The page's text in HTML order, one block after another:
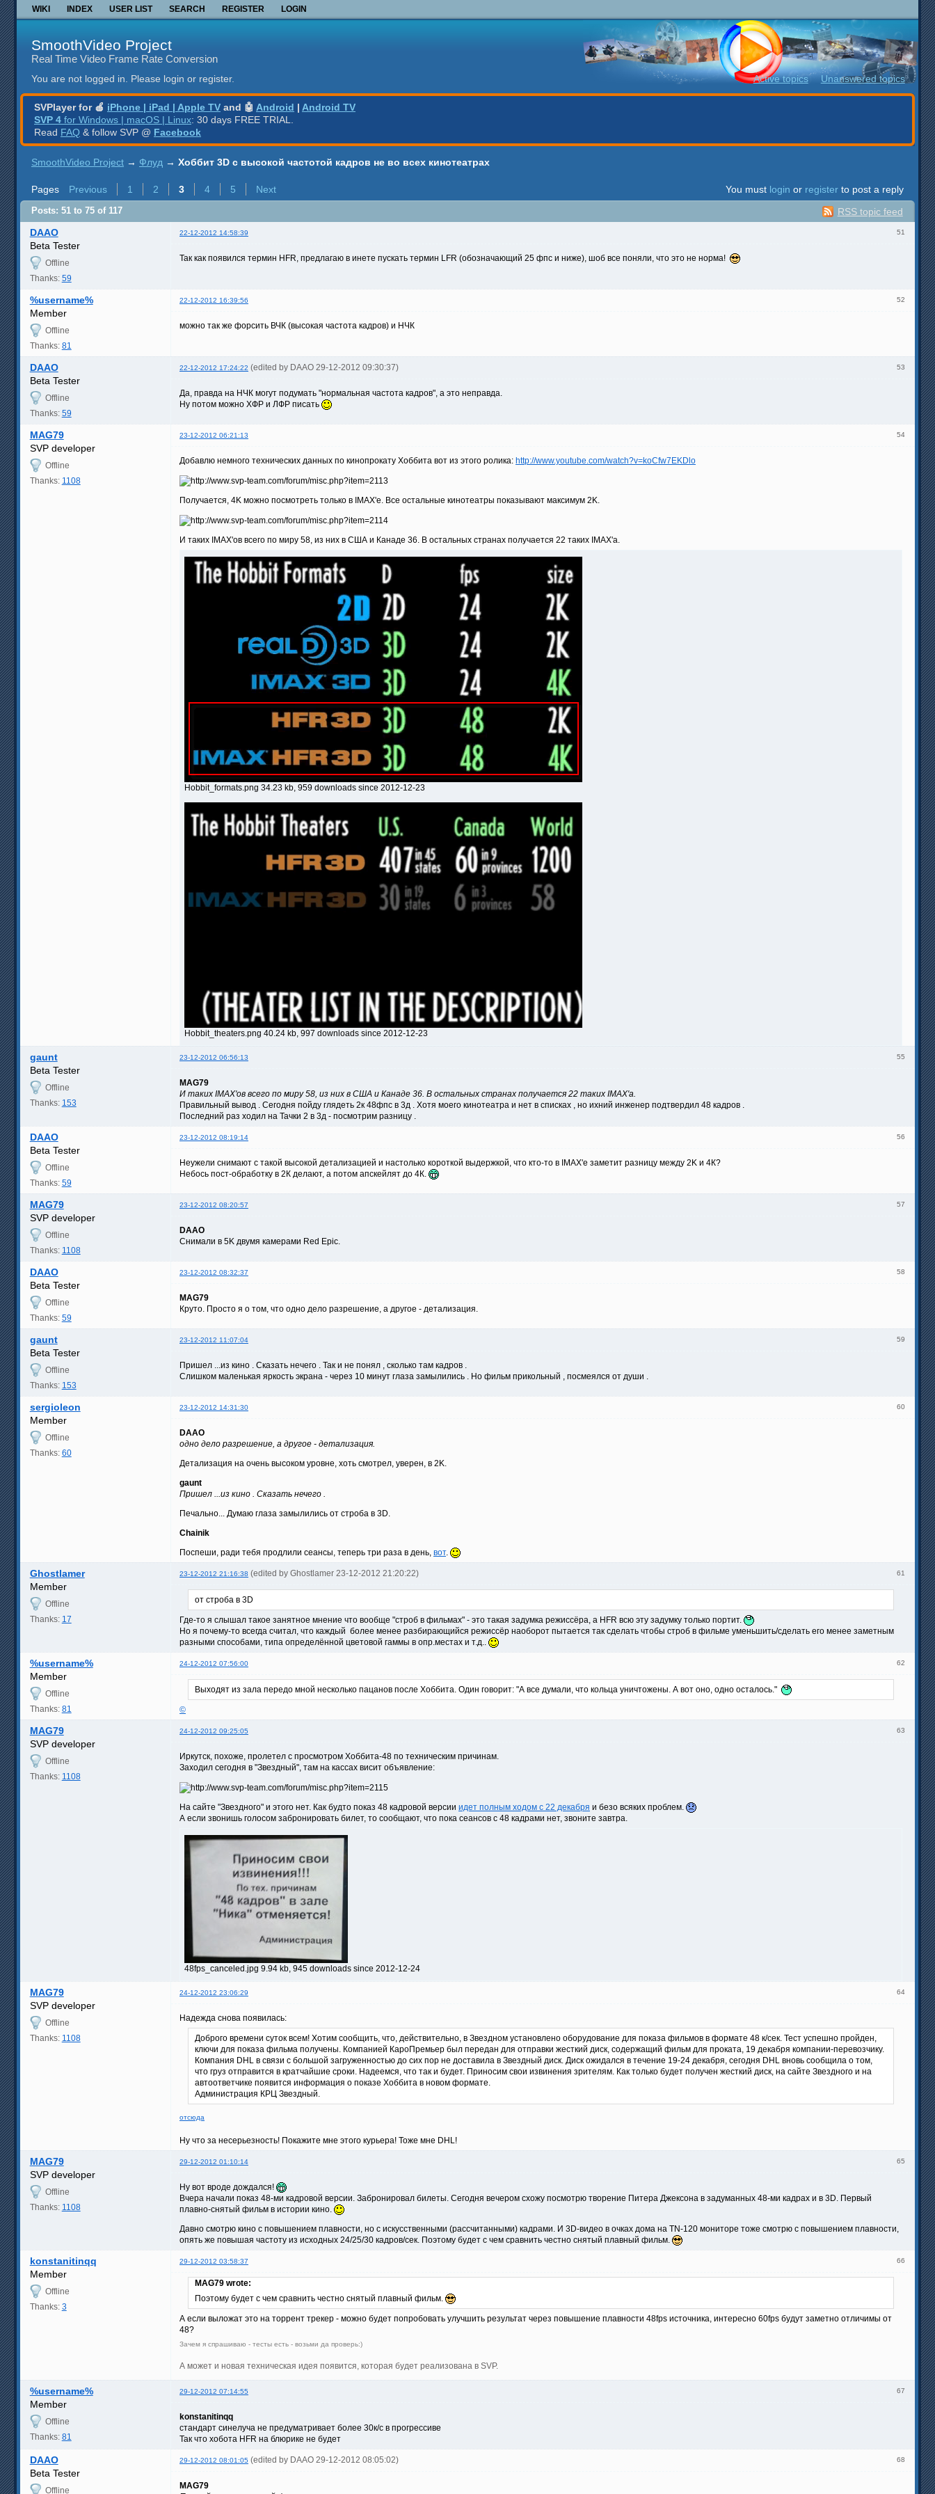
WIKI INDEX USER LIST SEARCH REGISTER LOGIN
SmoothVideo Project
Real Time Video Frame Rate Conversion
You are not logged in. Please login or register. Active topics Unanswered topics
SVPlayer for 🍎 iPhone | iPad | Apple TV and 🤖 Android | Android TV
SVP 4 for Windows | macOS | Linux: 30 days FREE TRIAL.
Read FAQ & follow SVP @ Facebook
SmoothVideo Project → Флуд → Хоббит 3D с высокой частотой кадров не во всех кинотеатрах
Pages Previous 1 2 3 4 5 Next You must login or register to post a reply
RSS topic feed
Posts: 51 to 75 of 117
51
DAAO 22-12-2012 14:58:39
Beta Tester
Offline
Thanks: 59
Так как появился термин HFR, предлагаю в инете пускать термин LFR (обозначающий 25 фпс и ниже), шоб все поняли, что это не норма!
52
%username% 22-12-2012 16:39:56
Member
Offline
Thanks: 81
можно так же форсить ВЧК (высокая частота кадров) и НЧК
53
DAAO 22-12-2012 17:24:22 (edited by DAAO 29-12-2012 09:30:37)
Beta Tester
Offline
Thanks: 59
Да, правда на НЧК могут подумать "нормальная частота кадров", а это неправда.
Ну потом можно ХФР и ЛФР писать
54
MAG79 23-12-2012 06:21:13
SVP developer
Offline
Thanks: 1108
Добавлю немного технических данных по кинопрокату Хоббита вот из этого ролика: http://www.youtube.com/watch?v=koCfw7EKDlo
Получается, 4K можно посмотреть только в IMAX'е. Все остальные кинотеатры показывают максимум 2K.
И таких IMAX'ов всего по миру 58, из них в США и Канаде 36. В остальных странах получается 22 таких IMAX'а.
Hobbit_formats.png 34.23 kb, 959 downloads since 2012-12-23
Hobbit_theaters.png 40.24 kb, 997 downloads since 2012-12-23
55
gaunt 23-12-2012 06:56:13
Beta Tester
Offline
Thanks: 153
MAG79
И таких IMAX'ов всего по миру 58, из них в США и Канаде 36. В остальных странах получается 22 таких IMAX'а.
Правильный вывод . Сегодня пойду глядеть 2к 48фпс в 3д . Хотя моего кинотеатра и нет в списках , но ихний инженер подтвердил 48 кадров .
Последний раз ходил на Тачки 2 в 3д - посмотрим разницу .
56
DAAO 23-12-2012 08:19:14
Beta Tester
Offline
Thanks: 59
Неужели снимают с такой высокой детализацией и настолько короткой выдержкой, что кто-то в IMAX'е заметит разницу между 2K и 4К?
Небось пост-обработку в 2К делают, а потом апскейлят до 4К.
57
MAG79 23-12-2012 08:20:57
SVP developer
Offline
Thanks: 1108
DAAO
Снимали в 5K двумя камерами Red Epic.
58
DAAO 23-12-2012 08:32:37
Beta Tester
Offline
Thanks: 59
MAG79
Круто. Просто я о том, что одно дело разрешение, а другое - детализация.
59
gaunt 23-12-2012 11:07:04
Beta Tester
Offline
Thanks: 153
Пришел ...из кино . Сказать нечего . Так и не понял , сколько там кадров .
Слишком маленькая яркость экрана - через 10 минут глаза замылились . Но фильм прикольный , посмеялся от души .
60
sergioleon 23-12-2012 14:31:30
Member
Offline
Thanks: 60
DAAO
одно дело разрешение, а другое - детализация.
Детализация на очень высоком уровне, хоть смотрел, уверен, в 2K.
gaunt
Пришел ...из кино . Сказать нечего .
Печально... Думаю глаза замылились от строба в 3D.
Chainik
Поспеши, ради тебя продлили сеансы, теперь три раза в день, вот.
61
Ghostlamer 23-12-2012 21:16:38 (edited by Ghostlamer 23-12-2012 21:20:22)
Member
Offline
Thanks: 17
от строба в 3D
Где-то я слышал такое занятное мнение что вообще "строб в фильмах" - это такая задумка режиссёра, а HFR всю эту задумку только портит.
Но я почему-то всегда считал, что каждый более менее разбирающийся режиссёр наоборот пытается так сделать чтобы строб в фильме уменьшить/сделать его менее заметным
разными способами, типа определённой цветовой гаммы в опр.местах и т.д..
62
%username% 24-12-2012 07:56:00
Member
Offline
Thanks: 81
Выходят из зала передо мной несколько пацанов после Хоббита. Один говорит: "А все думали, что кольца уничтожены. А вот оно, одно осталось."
©
63
MAG79 24-12-2012 09:25:05
SVP developer
Offline
Thanks: 1108
Иркутск, похоже, пролетел с просмотром Хоббита-48 по техническим причинам.
Заходил сегодня в "Звездный", там на кассах висит объявление:
На сайте "Звездного" и этого нет. Как будто показ 48 кадровой версии идет полным ходом с 22 декабря и безо всяких проблем.
А если звонишь голосом забронировать билет, то сообщают, что пока сеансов с 48 кадрами нет, звоните завтра.
48fps_canceled.jpg 9.94 kb, 945 downloads since 2012-12-24
64
MAG79 24-12-2012 23:06:29
SVP developer
Offline
Thanks: 1108
Надежда снова появилась:
Доброго времени суток всем! Хотим сообщить, что, действительно, в Звездном установлено оборудование для показа фильмов в формате 48 к/сек. Тест успешно пройден,
ключи для показа фильма получены. Компанией КароПремьер был передан для отправки жесткий диск, содержащий фильм для проката, 19 декабря компании-перевозчику.
Компания DHL в связи с большой загруженностью до сих пор не доставила в Звездный диск. Диск ожидался в течение 19-24 декабря, сегодня DHL вновь сообщила о том,
что груз отправится в кратчайшие сроки. Надеемся, что так и будет. Приносим свои извинения зрителям. Как только будет получен жесткий диск, на сайте Звездного и на
автоответчике появится информация о показе Хоббита в новом формате.
Администрация КРЦ Звездный.
отсюда
Ну что за несерьезность! Покажите мне этого курьера! Тоже мне DHL!
65
MAG79 29-12-2012 01:10:14
SVP developer
Offline
Thanks: 1108
Ну вот вроде дождался!
Вчера начали показ 48-ми кадровой версии. Забронировал билеты. Сегодня вечером схожу посмотрю творение Питера Джексона в задуманных 48-ми кадрах и в 3D. Первый
плавно-снятый фильм в истории кино.
Давно смотрю кино с повышением плавности, но с искусственными (рассчитанными) кадрами. И 3D-видео в очках дома на TN-120 мониторе тоже смотрю с повышением плавности,
опять же повышая частоту из исходных 24/25/30 кадров/сек. Поэтому будет с чем сравнить честно снятый плавный фильм.
66
konstanitinqq 29-12-2012 03:58:37
Member
Offline
Thanks: 3
MAG79 wrote:
Поэтому будет с чем сравнить честно снятый плавный фильм.
А если выложат это на торрент трекер - можно будет попробовать улучшить результат через повышение плавности 48fps источника, интересно 60fps будут заметно отличимы от
48?
Зачем я спрашиваю - тесты есть - возьми да проверь:)
А может и новая техническая идея появится, которая будет реализована в SVP.
67
%username% 29-12-2012 07:14:55
Member
Offline
Thanks: 81
konstanitinqq
стандарт синелуча не предуматривает более 30к/с в прогрессиве
Так что хобота HFR на блюрике не будет
68
DAAO 29-12-2012 08:01:05 (edited by DAAO 29-12-2012 08:05:02)
Beta Tester
Offline
MAG79